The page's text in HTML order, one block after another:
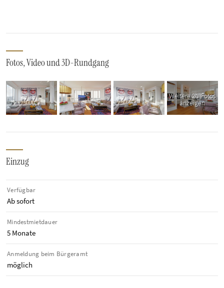
Fotos, Video und 3D-Rundgang
Weitere 20 Fotos
anzeigen
Einzug
Verfügbar
Ab sofort
Mindestmietdauer
5 Monate
Anmeldung beim Bürgeramt
möglich